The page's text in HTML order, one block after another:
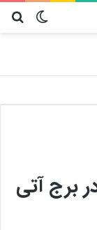
تغییر
حیاتی است؟
برج آتی